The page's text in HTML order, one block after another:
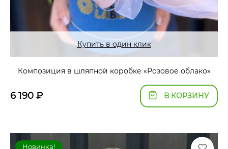
Купить в один клик
Композиция в шляпной коробке «Розовое облако»
6 190 ₽ В КОРЗИНУ
Новинка!